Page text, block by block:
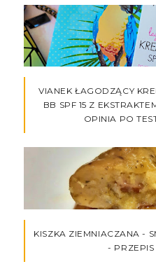
VIANEK ŁAGODZĄCY
BB SPF 15 Z
OPINIA PO
KISZKA ZIEMNIACZANA -
- PRZEPIS